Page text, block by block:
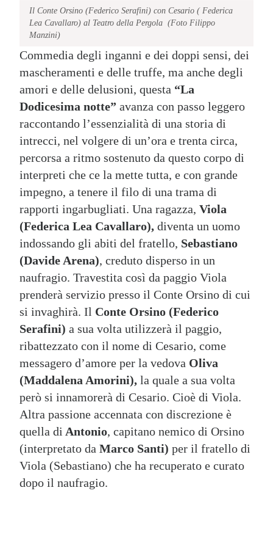
Il Conte Orsino (Federico Serafini) con Cesario ( Federica
Lea Cavallaro) al Teatro della Pergola (Foto Filippo
Manzini)
Commedia degli inganni e dei doppi sensi, dei
mascheramenti e delle truffe, ma anche degli
amori e delle delusioni, questa “La
Dodicesima notte” avanza con passo leggero
raccontando l’essenzialità di una storia di
intrecci, nel volgere di un’ora e trenta circa,
percorsa a ritmo sostenuto da questo corpo di
interpreti che ce la mette tutta, e con grande
impegno, a tenere il filo di una trama di
rapporti ingarbugliati. Una ragazza, Viola
(Federica Lea Cavallaro), diventa un uomo
indossando gli abiti del fratello, Sebastiano
(Davide Arena), creduto disperso in un
naufragio. Travestita così da paggio Viola
prenderà servizio presso il Conte Orsino di cui
si invaghirà. Il Conte Orsino (Federico
Serafini) a sua volta utilizzerà il paggio,
ribattezzato con il nome di Cesario, come
messagero d’amore per la vedova Oliva
(Maddalena Amorini), la quale a sua volta
però si innamorerà di Cesario. Cioè di Viola.
Altra passione accennata con discrezione è
quella di Antonio, capitano nemico di Orsino
(interpretato da Marco Santi) per il fratello di
Viola (Sebastiano) che ha recuperato e curato
dopo il naufragio.